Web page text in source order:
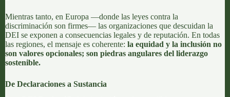
Mientras tanto, en Europa —donde las leyes contra la
discriminación son firmes— las organizaciones que descuidan la
DEI se exponen a consecuencias legales y de reputación. En todas
las regiones, el mensaje es coherente: la equidad y la inclusión no
son valores opcionales; son piedras angulares del liderazgo
sostenible.
De Declaraciones a Sustancia